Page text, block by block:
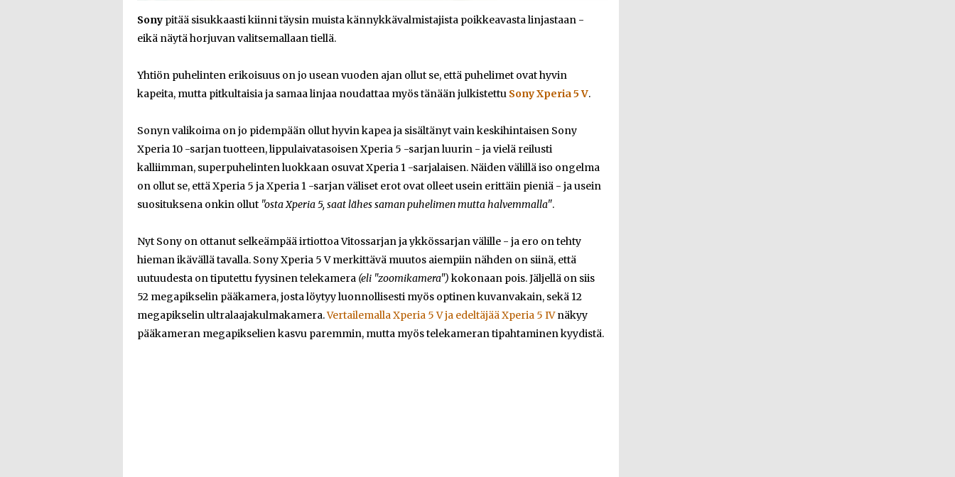
Sony pitää sisukkaasti kiinni täysin muista kännykkävalmistajista poikkeavasta linjastaan -
eikä näytä horjuvan valitsemallaan tiellä.
Yhtiön puhelinten erikoisuus on jo usean vuoden ajan ollut se, että puhelimet ovat hyvin
kapeita, mutta pitkultaisia ja samaa linjaa noudattaa myös tänään julkistettu Sony Xperia 5 V.
Sonyn valikoima on jo pidempään ollut hyvin kapea ja sisältänyt vain keskihintaisen Sony
Xperia 10 -sarjan tuotteen, lippulaivatasoisen Xperia 5 -sarjan luurin - ja vielä reilusti
kalliimman, superpuhelinten luokkaan osuvat Xperia 1 -sarjalaisen. Näiden välillä iso ongelma
on ollut se, että Xperia 5 ja Xperia 1 -sarjan väliset erot ovat olleet usein erittäin pieniä - ja usein
suosituksena onkin ollut "osta Xperia 5, saat lähes saman puhelimen mutta halvemmalla".
Nyt Sony on ottanut selkeämpää irtiottoa Vitossarjan ja ykkössarjan välille - ja ero on tehty
hieman ikävällä tavalla. Sony Xperia 5 V merkittävä muutos aiempiin nähden on siinä, että
uutuudesta on tiputettu fyysinen telekamera (eli "zoomikamera") kokonaan pois. Jäljellä on siis
52 megapikselin pääkamera, josta löytyy luonnollisesti myös optinen kuvanvakain, sekä 12
megapikselin ultralaajakulmakamera.Vertailemalla Xperia 5 V ja edeltäjää Xperia 5 IVnäkyy
pääkameran megapikselien kasvu paremmin, mutta myös telekameran tipahtaminen kyydistä.